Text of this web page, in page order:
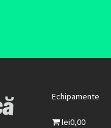
Echipamente
lei0,00